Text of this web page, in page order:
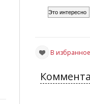
Это интересно
В избранное